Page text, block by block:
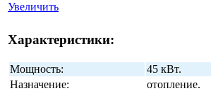
Увеличить
Характеристики:
Мощность:
45 кВт.
Назначение:
отопление.